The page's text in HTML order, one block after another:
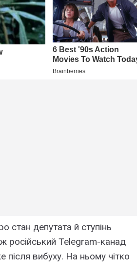
стан депутата й ступінь
російський Telegram-канад
після вибуху. На ньому чітко